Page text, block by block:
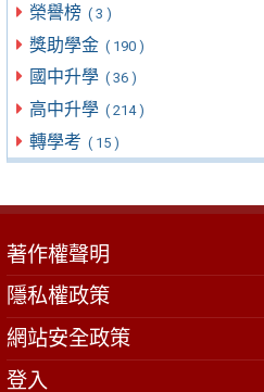
榮譽榜 ( 3 )
獎助學金 ( 190 )
國中升學 ( 36 )
高中升學 ( 214 )
轉學考 ( 15 )
著作權聲明
隱私權政策
網站安全政策
登入